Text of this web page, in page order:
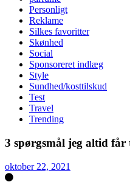
Personligt
Reklame
Silkes favoritter
Skønhed
Social
Sponsoreret indlæg
Style
Sundhed/kosttilskud
Test
Travel
Trending
3 spørgsmål jeg altid får
oktober 22, 2021